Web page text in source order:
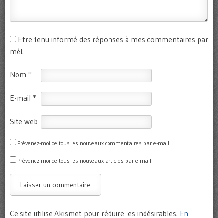
Être tenu informé des réponses à mes commentaires par
mél.
Nom *
E-mail *
Site web
Prévenez-moi de tous les nouveaux commentaires par e-mail.
Prévenez-moi de tous les nouveaux articles par e-mail.
Ce site utilise Akismet pour réduire les indésirables. En